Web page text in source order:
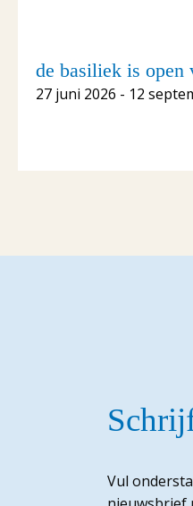
de basiliek is open
27 juni 2026 - 12
Vul